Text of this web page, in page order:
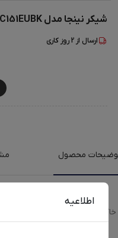
اطلاعیه
شیکر نینجا مدل BC151EUBK
ارسال از 2روز کاری
محصول
خاکستری، سفید به همراه
فروشگاه